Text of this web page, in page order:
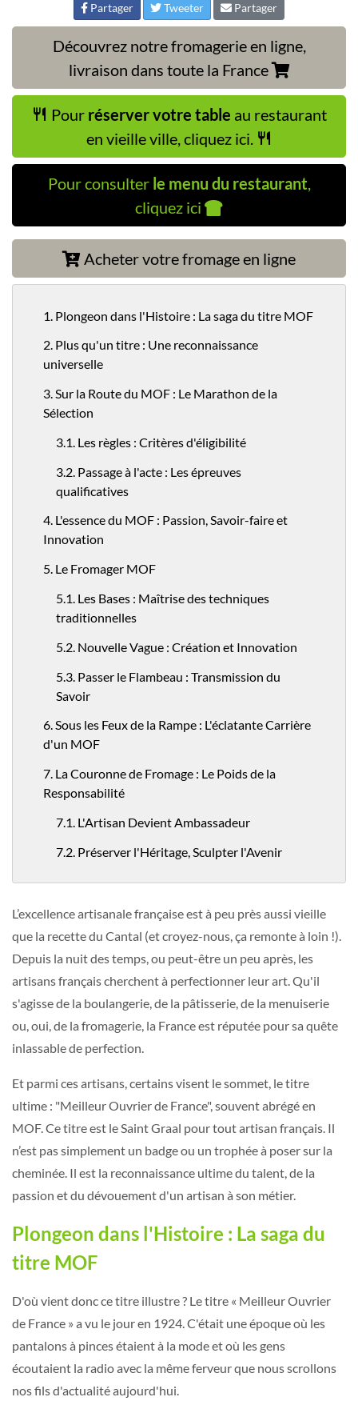
Partager Tweeter Partager
Découvrez notre fromagerie en ligne,
livraison dans toute la France
Pour réserver votre table au restaurant
en vieille ville, cliquez ici.
Pour consulter le menu du restaurant,
cliquez ici
Acheter votre fromage en ligne
1. Plongeon dans l'Histoire : La saga du titre MOF
2. Plus qu'un titre : Une reconnaissance
universelle
3. Sur la Route du MOF : Le Marathon de la
Sélection
3.1. Les règles : Critères d'éligibilité
3.2. Passage à l'acte : Les épreuves
qualificatives
4. L'essence du MOF : Passion, Savoir-faire et
Innovation
5. Le Fromager MOF
5.1. Les Bases : Maîtrise des techniques
traditionnelles
5.2. Nouvelle Vague : Création et Innovation
5.3. Passer le Flambeau : Transmission du
Savoir
6. Sous les Feux de la Rampe : L'éclatante Carrière
d'un MOF
7. La Couronne de Fromage : Le Poids de la
Responsabilité
7.1. L'Artisan Devient Ambassadeur
7.2. Préserver l'Héritage, Sculpter l'Avenir
L’excellence artisanale française est à peu près aussi vieille
que la recette du Cantal (et croyez-nous, ça remonte à loin !).
Depuis la nuit des temps, ou peut-être un peu après, les
artisans français cherchent à perfectionner leur art. Qu'il
s'agisse de la boulangerie, de la pâtisserie, de la menuiserie
ou, oui, de la fromagerie, la France est réputée pour sa quête
inlassable de perfection.
Et parmi ces artisans, certains visent le sommet, le titre
ultime : "Meilleur Ouvrier de France", souvent abrégé en
MOF. Ce titre est le Saint Graal pour tout artisan français. Il
n’est pas simplement un badge ou un trophée à poser sur la
cheminée. Il est la reconnaissance ultime du talent, de la
passion et du dévouement d'un artisan à son métier.
Plongeon dans l'Histoire : La saga du
titre MOF
D'où vient donc ce titre illustre ? Le titre « Meilleur Ouvrier
de France » a vu le jour en 1924. C'était une époque où les
pantalons à pinces étaient à la mode et où les gens
écoutaient la radio avec la même ferveur que nous scrollons
nos fils d'actualité aujourd'hui.